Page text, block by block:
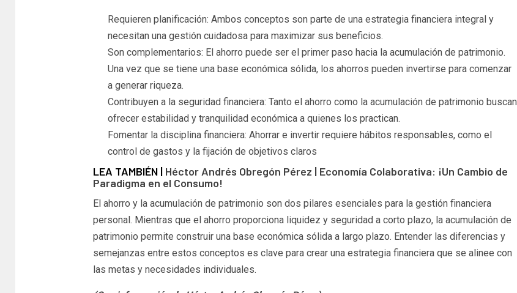
Requieren planificación: Ambos conceptos son parte de una estrategia financiera integral y
necesitan una gestión cuidadosa para maximizar sus beneficios.
Son complementarios: El ahorro puede ser el primer paso hacia la acumulación de patrimonio.
Una vez que se tiene una base económica sólida, los ahorros pueden invertirse para comenzar
a generar riqueza.
Contribuyen a la seguridad financiera: Tanto el ahorro como la acumulación de patrimonio buscan
ofrecer estabilidad y tranquilidad económica a quienes los practican.
Fomentar la disciplina financiera: Ahorrar e invertir requiere hábitos responsables, como el
control de gastos y la fijación de objetivos claros
LEA TAMBIÉN | Héctor Andrés Obregón Pérez | Economía Colaborativa: ¡Un Cambio de
Paradigma en el Consumo!
El ahorro y la acumulación de patrimonio son dos pilares esenciales para la gestión financiera
personal. Mientras que el ahorro proporciona liquidez y seguridad a corto plazo, la acumulación de
patrimonio permite construir una base económica sólida a largo plazo. Entender las diferencias y
semejanzas entre estos conceptos es clave para crear una estrategia financiera que se alinee con
las metas y necesidades individuales.